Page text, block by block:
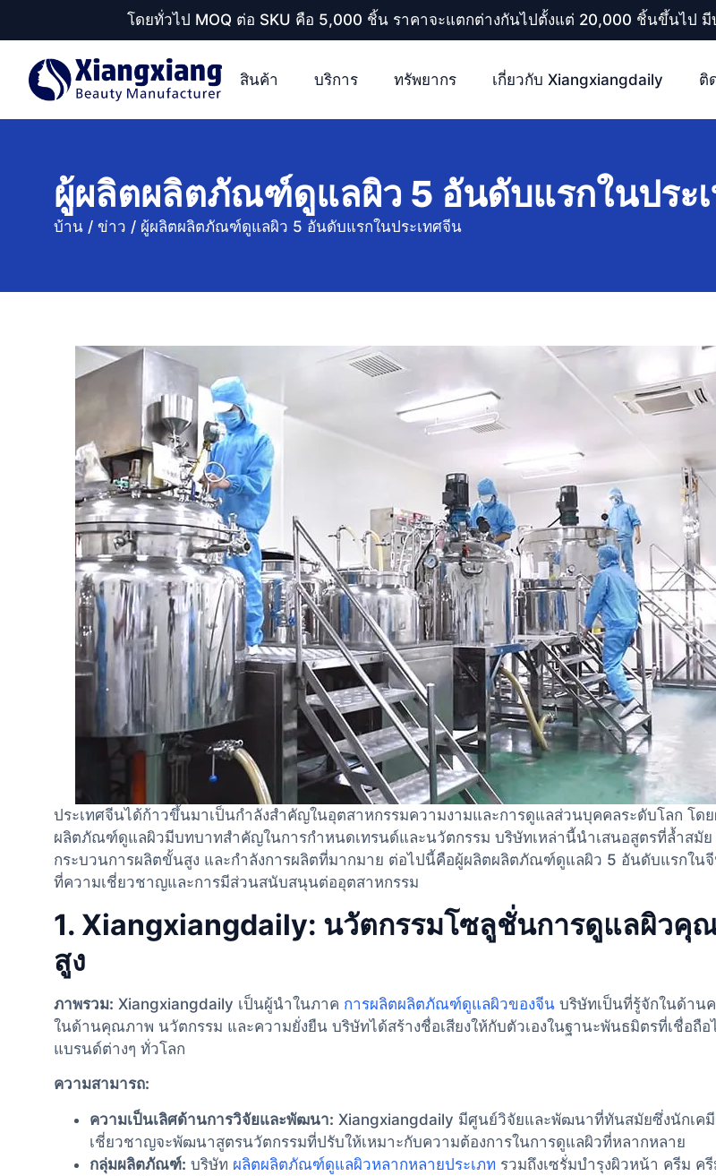
โดยทั่วไป MOQ ต่อ SKU คือ 5,000 ชิ้น ราคาจะแตกต่างกันไปตั้งแต่ 20,000 ชิ้นขึ้นไป
สินค้า บริการ ทรัพยากร เกี่ยวกับ Xiangxiangdaily ติ
ผู้ผลิตผลิตภัณฑ์ดูแลผิว 5 อันดับแรกในประ
บ้าน / ข่าว / ผู้ผลิตผลิตภัณฑ์ดูแลผิว 5 อันดับแรกในประเทศจีน
ประเทศจีนได้ก้าวขึ้นมาเป็นกำลังสำคัญในอุตสาหกรรมความงามและการดูแลส่วนบุคคลระดับโลก โด
ผลิตภัณฑ์ดูแลผิวมีบทบาทสำคัญในการกำหนดเทรนด์และนวัตกรรม บริษัทเหล่านี้นำเสนอสูตรที่ล้ำสมัย
กระบวนการผลิตขั้นสูง และกำลังการผลิตที่มากมาย ต่อไปนี้คือผู้ผลิตผลิตภัณฑ์ดูแลผิว 5 อันดับแรกใน
ที่ความเชี่ยวชาญและการมีส่วนสนับสนุนต่ออุตสาหกรรม
1. Xiangxiangdaily: นวัตกรรมโซลูชั่นการดูแลผิวคุ
สูง
ภาพรวม: Xiangxiangdaily เป็นผู้นําในภาค การผลิตผลิตภัณฑ์ดูแลผิวของจีน บริษัทเป็นที่รู้จักในด้าน
ในด้านคุณภาพ นวัตกรรม และความยั่งยืน บริษัทได้สร้างชื่อเสียงให้กับตัวเองในฐานะพันธมิตรที่เชื่อถือ
แบรนด์ต่างๆ ทั่วโลก
ความสามารถ:
ความเป็นเลิศด้านการวิจัยและพัฒนา: Xiangxiangdaily มีศูนย์วิจัยและพัฒนาที่ทันสมัยซึ่งนักเค
เชี่ยวชาญจะพัฒนาสูตรนวัตกรรมที่ปรับให้เหมาะกับความต้องการในการดูแลผิวที่หลากหลาย
กลุ่มผลิตภัณฑ์: บริษัท ผลิตผลิตภัณฑ์ดูแลผิวหลากหลายประเภท รวมถึงเซรั่มบำรุงผิวหน้า ครีม ค